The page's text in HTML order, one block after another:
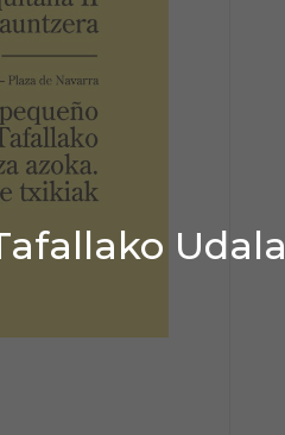
Udala